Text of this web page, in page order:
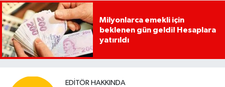
Milyonlarca emekli için
beklenen gün geldi! Hesaplara
yatırıldı
EDITÖR HAKKINDA